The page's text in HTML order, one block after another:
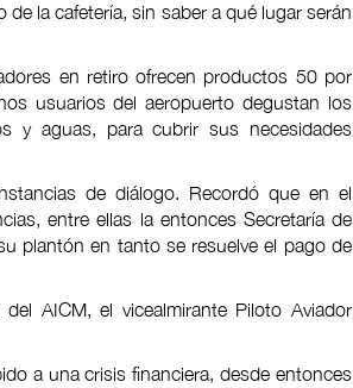
la cafetería, sin saber a qué lugar serán
en retiro ofrecen productos 50 por
usuarios del aeropuerto degustan los
y aguas, para cubrir sus necesidades
de diálogo. Recordó que en el
entre ellas la entonces Secretaría de
plantón en tanto se resuelve el pago de
AICM, el vicealmirante Piloto Aviador
a una crisis financiera, desde entonces